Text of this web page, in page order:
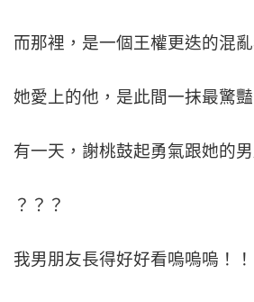
而那裡，是一個王權更迭的混亂
她愛上的他，是此間一抹最驚豔
有一天，謝桃鼓起勇氣跟她的
？？？
我男朋友長得好好看嗚嗚嗚！！